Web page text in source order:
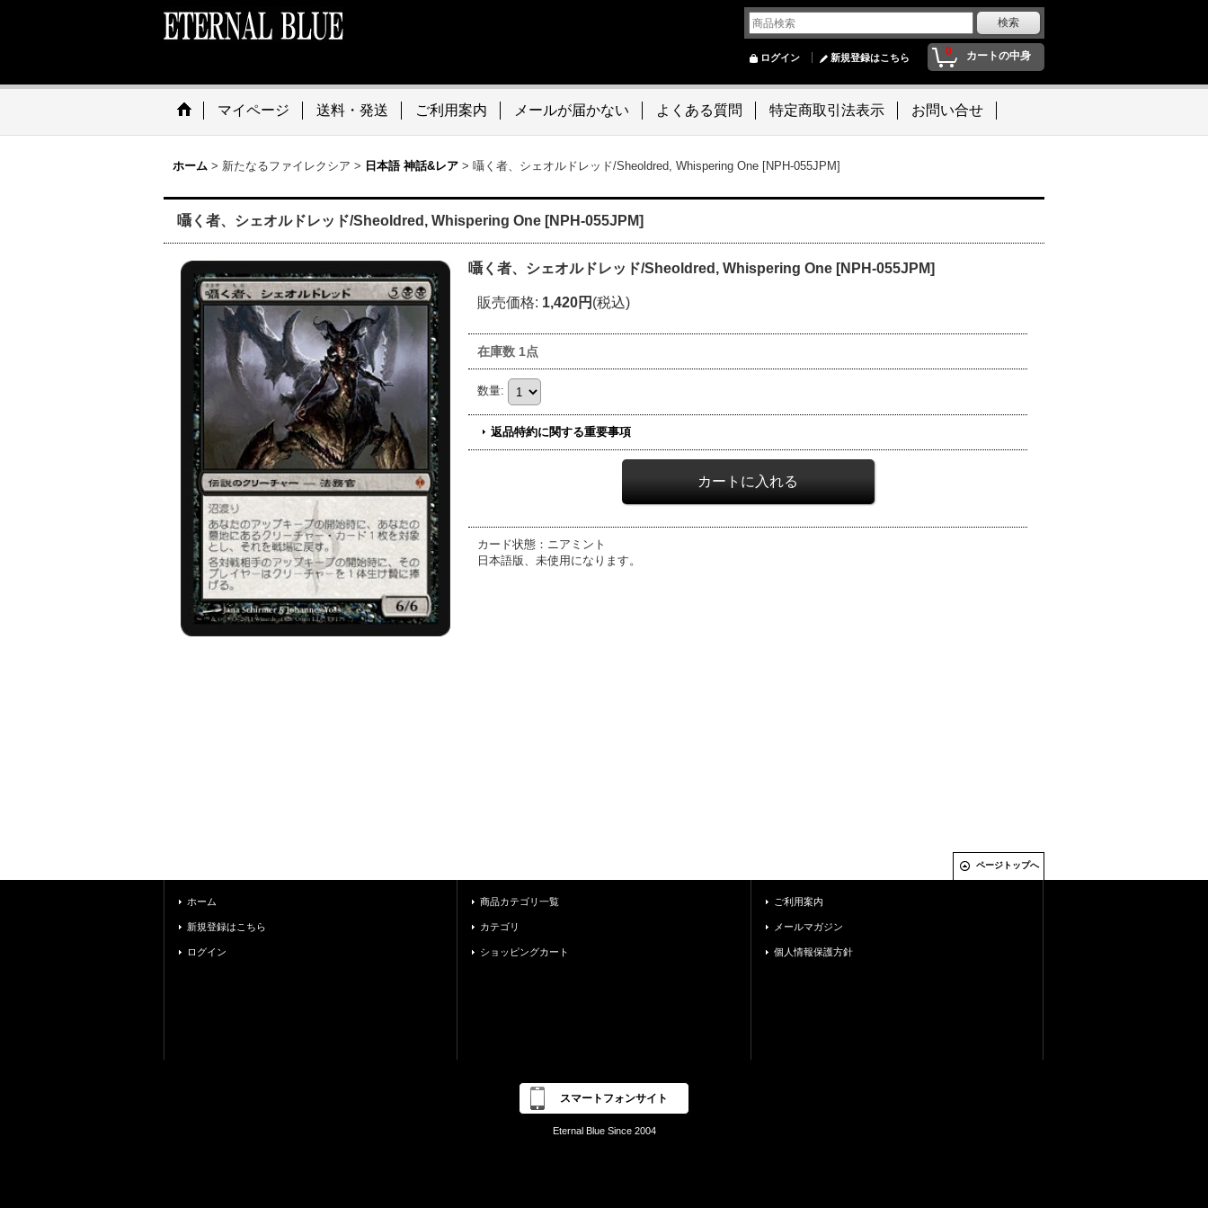
0 カートの中身
ログイン 新規登録はこちら
マイページ 送料・発送 ご利用案内 メールが届かない よくある質問 特定商取引法表示 お問い合せ
ホーム > 新たなるファイレクシア > 日本語 神話&レア > 囁く者、シェオルドレッド/Sheoldred, Whispering One [NPH-055JPM]
囁く者、シェオルドレッド/Sheoldred, Whispering One [NPH-055JPM]
囁く者、シェオルドレッド/Sheoldred, Whispering One [NPH-055JPM]
販売価格: 1,420円 (税込)
在庫数 1点
数量:
返品特約に関する重要事項
カード状態：ニアミント
日本語版、未使用になります。
ページトップへ
ホーム
新規登録はこちら
ログイン
商品カテゴリ一覧
カテゴリ
ショッピングカート
ご利用案内
メールマガジン
個人情報保護方針
スマートフォンサイト
Eternal Blue Since 2004